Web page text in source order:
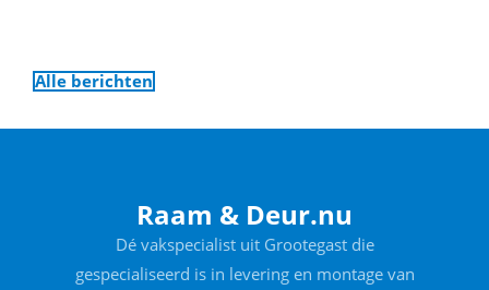
Alle berichten
Raam & Deur.nu
Dé vakspecialist uit Grootegast die
gespecialiseerd is in levering en montage van